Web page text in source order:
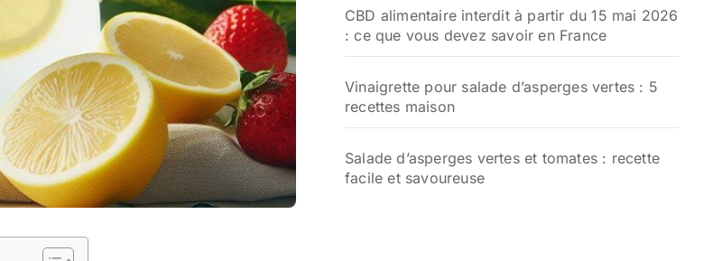
CBD alimentaire interdit à partir du 15 mai 2026
: ce que vous devez savoir en France
Vinaigrette pour salade d’asperges vertes : 5
recettes maison
Salade d’asperges vertes et tomates : recette
facile et savoureuse